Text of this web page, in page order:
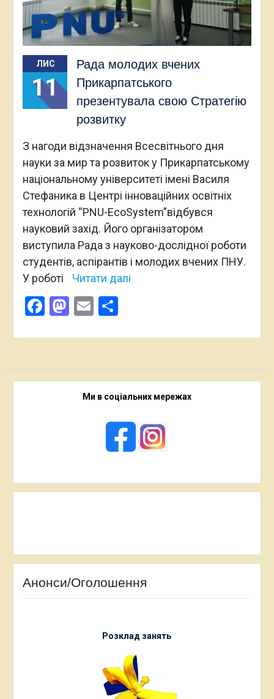
ЛИС
11
Рада молодих вчених
Прикарпатського
презентувала свою Стратегію
розвитку
З нагоди відзначення Всесвітнього дня
науки за мир та розвиток у Прикарпатському
національному університеті імені Василя
Стефаника в Центрі інноваційних освітніх
технологій “PNU-EcoSystem”відбувся
науковий захід. Його організатором
виступила Рада з науково-дослідної роботи
студентів, аспірантів і молодих вчених ПНУ.
У роботі
Читати далі
Facebook
Mastodon
EmailПоділитися
Ми в соціальних мережах
Анонси/Оголошення
Розклад занять